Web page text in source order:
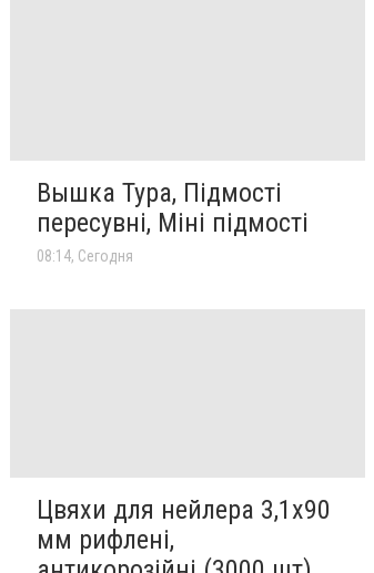
Вышка Тура, Підмості
пересувні, Міні підмості
08:14, Сегодня
Цвяхи для нейлера 3,1х90
мм рифлені,